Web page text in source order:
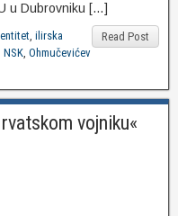
u Dubrovniku […]
Read Post
, ilirska
NSK, Ohmučevićev
vojniku«